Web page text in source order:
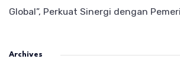
Global”, Perkuat Sinergi dengan
Archives